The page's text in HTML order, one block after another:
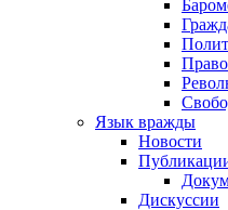
Право
Язык вражды
Новости
Дискуссии